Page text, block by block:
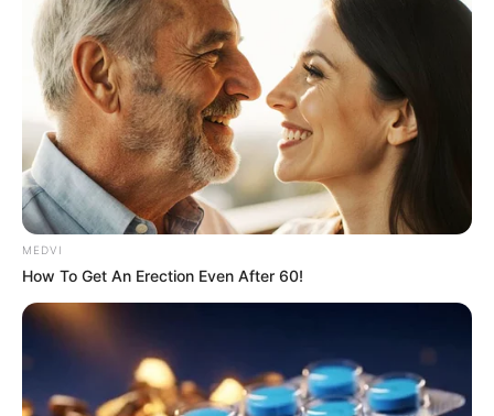
ดวงรายวัน ดูดวง อ.แก้วตา คุยดวง
ดูดวงรายวัน
นักเขียน
อิสฺวาสุ
เชื่อในสิ่งที่เฮ็ด เฮ็ดในสิ่งที่เชื่อ
MEDVI
How To Get An Erection Even After 60!